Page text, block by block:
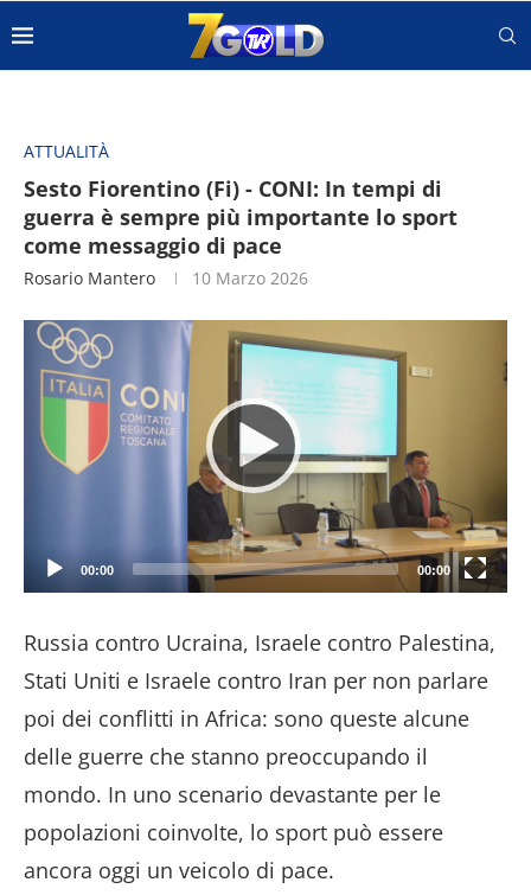
ATTUALITÀ
Sesto Fiorentino (Fi) - CONI: In tempi di
guerra è sempre più importante lo sport
come messaggio di pace
Rosario Mantero 10 Marzo 2026
Video
Player
00:00 00:00
Russia contro Ucraina, Israele contro Palestina,
Stati Uniti e Israele contro Iran per non parlare
poi dei conflitti in Africa: sono queste alcune
delle guerre che stanno preoccupando il
mondo. In uno scenario devastante per le
popolazioni coinvolte, lo sport può essere
ancora oggi un veicolo di pace.